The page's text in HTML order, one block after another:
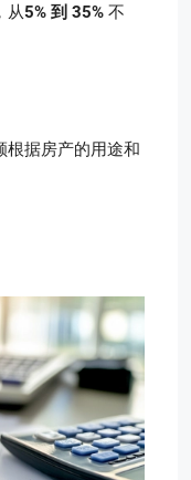
从5% 到 35% 不
根据房产的用途和